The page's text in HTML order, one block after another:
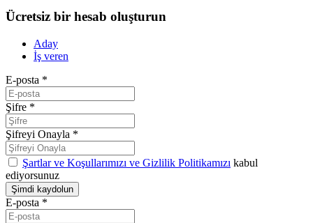
Ücretsiz bir hesab oluşturun
Aday
İş veren
E-posta *
Şifre *
Şifreyi Onayla *
Şartlar ve Koşullarımızı ve Gizlilik Politikamızı kabul
ediyorsunuz
E-posta *